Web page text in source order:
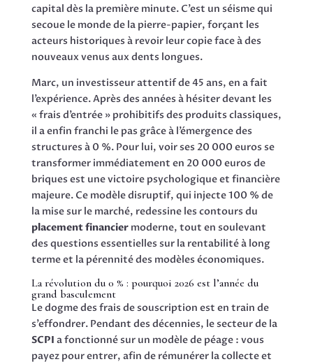
capital dès la première minute. C’est un séisme qui
secoue le monde de la pierre-papier, forçant les
acteurs historiques à revoir leur copie face à des
nouveaux venus aux dents longues.
Marc, un investisseur attentif de 45 ans, en a fait
l’expérience. Après des années à hésiter devant les
« frais d’entrée » prohibitifs des produits classiques,
il a enfin franchi le pas grâce à l’émergence des
structures à 0 %. Pour lui, voir ses 20 000 euros se
transformer immédiatement en 20 000 euros de
briques est une victoire psychologique et financière
majeure. Ce modèle disruptif, qui injecte 100 % de
la mise sur le marché, redessine les contours du
placement financiermoderne, tout en soulevant
des questions essentielles sur la rentabilité à long
terme et la pérennité des modèles économiques.
La révolution du 0 % : pourquoi 2026 est l’année du
grand basculement
Le dogme des frais de souscription est en train de
s’effondrer. Pendant des décennies, le secteur de la
SCPI a fonctionné sur un modèle de péage : vous
payez pour entrer, afin de rémunérer la collecte et